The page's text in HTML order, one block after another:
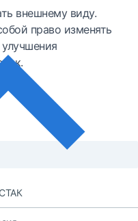
внешнему виду.
право изменять